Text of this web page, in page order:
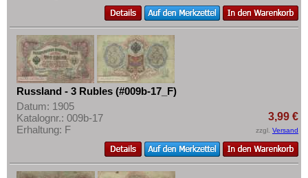
Russland - 3 Rubles (#009b-17_F)
Datum: 1905
Katalognr.: 009b-17
Erhaltung: F
3,99 €
zzgl. Versand